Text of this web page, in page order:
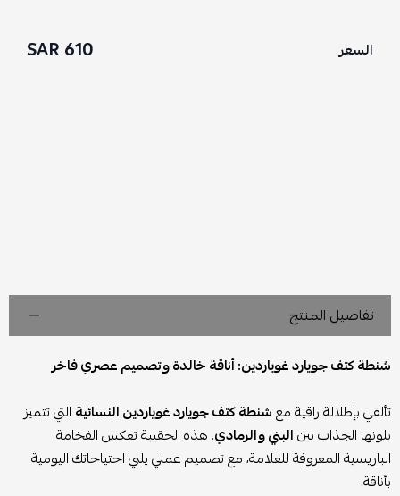
السعر 610 SAR
تفاصيل المنتج
شنطة كتف جويارد غوياردين: أناقة خالدة وتصميم عصري فاخر
تألقي بإطلالة راقية معشنطة كتف جويارد غوياردين النسائية التي تتميز
بلونها الجذاب بينالبني والرمادي. هذه الحقيبة تعكس الفخامة
الباريسية المعروفة للعلامة، مع تصميم عملي يلبي احتياجاتك اليومية
بأناقة.